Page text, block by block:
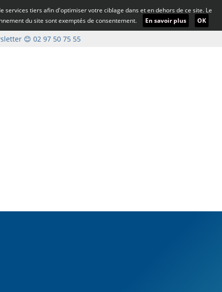
tiers afin d'optimiser votre ciblage dans et en dehors de ce site. Le
du site sont exemptés de consentement.
En savoir plus OK
😊 02 97 50 75 55